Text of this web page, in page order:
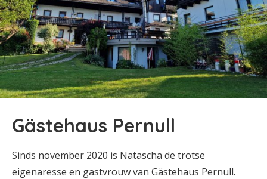
Gästehaus Pernull
Sinds november 2020 is Natascha de trotse
eigenaresse en gastvrouw van Gästehaus Pernull.